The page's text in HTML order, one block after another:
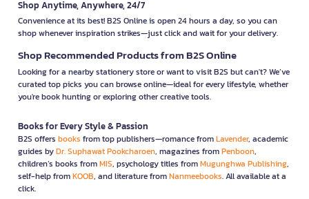
Shop Anytime, Anywhere, 24/7
Convenience at its best! B2S Online is open 24 hours a day, so you can
shop whenever inspiration strikes—just click and wait for your delivery.
Shop Recommended Products from B2S Online
Looking for a nearby stationery store or want to visit B2S but can't? We’ve
curated top picks you can browse online—ideal for every lifestyle, whether
you're book hunting or exploring other creative tools.
Books for Every Style & Passion
B2S offers books from top publishers—romance fromLavender, academic
guides byDr. Suphawat Pookcharoen, magazines fromPenboon,
children’s books fromMIS, psychology titles fromMugunghwa Publishing,
self-help fromKOOB, and literature fromNanmeebooks. All available at a
click.